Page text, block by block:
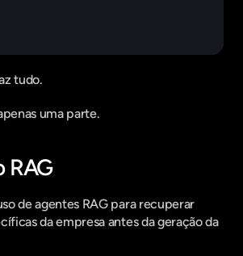
tudo.
uma parte.
RAG
de agentes RAG para recuperar
da empresa antes da geração da